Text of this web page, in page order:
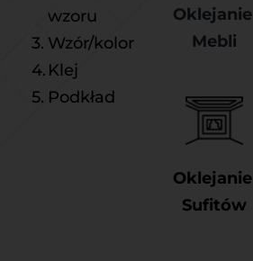
wzoru
Wzór/kolor
Klej
Podkład
Oklejanie
Mebli
Oklejanie
Sufitów